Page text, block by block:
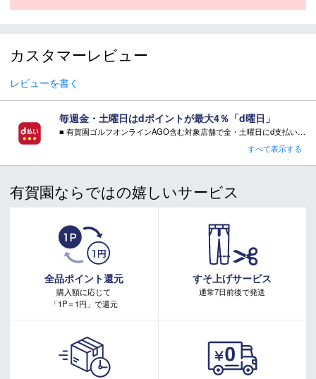
＊製造の時期により、デザインが商品画像と異なる場合がご
＊製造上におきる細かい傷・汚れは、不良品に該当はしませ
ん。
＊店頭在庫と共有をしております。タイミングにより完売す
る場合がございます。
＊シェル・インナー成型は実店舗の作業となります。工賃は
無料です。
い合わせください。
カスタマーレビュー
レビューを書く
毎週金・土曜日はdポイントが最大4％「d曜日」
■ 有賀園ゴルフオンラインAGO含む対象店舗で金・土曜日にd支払いをすると
■ キャンペーン期間：毎週 金・土曜日 AM 0:00 - PM 23:59
注意事項：
・有賀園ポイントの獲得には別途ログイン/新規登録が必要です。
・本特典は予告なく変更・中止させて頂く場合があります。
・本キャンペーンの特典を受ける場合、ドコモ専用ページでエントリーが必要です。
詳しくはこちらをご確認ください。
キャンペーンページ
すべて表示する
有賀園ならではの嬉しいサービス
全品ポイント還元
購入額に応じて
「1P＝1円」で還元
すそ上げサービス
通常7日前後で発送